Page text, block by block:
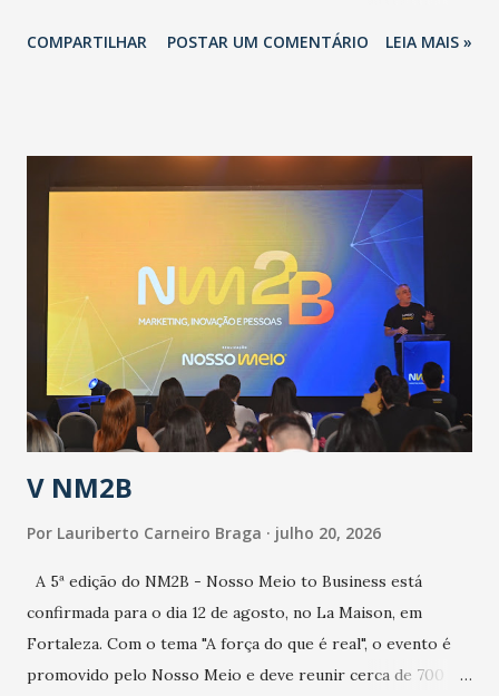
adotadas pelo Governo do Estado na contenção da
população suspeita e de cuidados com os ambientes
públicos e domiciliares. “Nós não estamos vivendo uma
epidemia comum, como temos em todos os anos, com
aumento de casos de dengue, influenza ou H1N1. Trata-se
de uma epidemia com um vírus diferente, com um poder de
contaminação maior que outros coronavírus”, apontou o
secretário. Segundo ele, é uma epidemia com chance de
contaminação alta, podendo gerar um grande risco à
população e ao sistema de saúde. “Precisamos saber fazer a
estratificação do risco da doença, para não so...
COMPARTILHAR POSTAR UM COMENTÁRIO LEIA MAIS »
V NM2B
Por Lauriberto Carneiro Braga julho 20, 2026
A 5ª edição do NM2B - Nosso Meio to Business está
confirmada para o dia 12 de agosto, no La Maison, em
Fortaleza. Com o tema "A força do que é real", o evento é
promovido pelo Nosso Meio e deve reunir cerca de 700